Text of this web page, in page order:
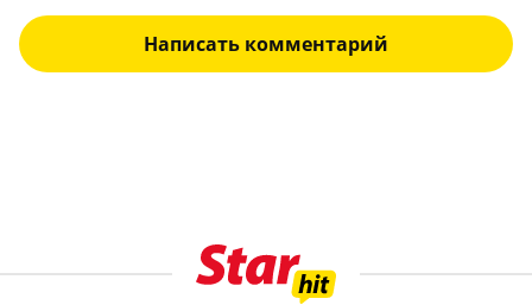
Написать комментарий